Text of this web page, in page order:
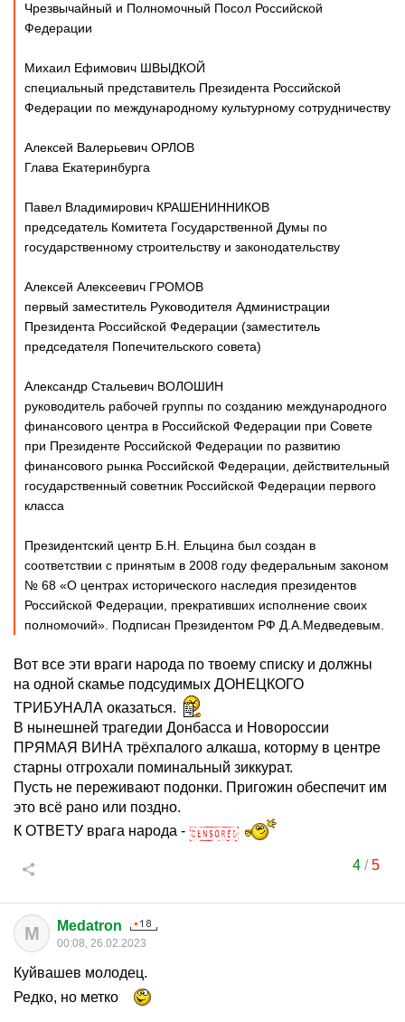
Чрезвычайный и Полномочный Посол Российской
Федерации
Михаил Ефимович ШВЫДКОЙ
специальный представитель Президента Российской
Федерации по международному культурному сотрудничеству
Алексей Валерьевич ОРЛОВ
Глава Екатеринбурга
Павел Владимирович КРАШЕНИННИКОВ
председатель Комитета Государственной Думы по
государственному строительству и законодательству
Алексей Алексеевич ГРОМОВ
первый заместитель Руководителя Администрации
Президента Российской Федерации (заместитель
председателя Попечительского совета)
Александр Стальевич ВОЛОШИН
руководитель рабочей группы по созданию международного
финансового центра в Российской Федерации при Совете
при Президенте Российской Федерации по развитию
финансового рынка Российской Федерации, действительный
государственный советник Российской Федерации первого
класса
Президентский центр Б.Н. Ельцина был создан в
соответствии с принятым в 2008 году федеральным законом
№ 68 «О центрах исторического наследия президентов
Российской Федерации, прекративших исполнение своих
полномочий». Подписан Президентом РФ Д.А.Медведевым.
Вот все эти враги народа по твоему списку и должны
на одной скамье подсудимых ДОНЕЦКОГО
ТРИБУНАЛА оказаться.
В нынешней трагедии Донбасса и Новороссии
ПРЯМАЯ ВИНА трёхпалого алкаша, которму в центре
старны отгрохали поминальный зиккурат.
Пусть не переживают подонки. Пригожин обеспечит им
это всё рано или поздно.
К ОТВЕТУ врага народа -
4/5
M Medatron
00:08, 26.02.2023
Куйвашев молодец.
Редко, но метко